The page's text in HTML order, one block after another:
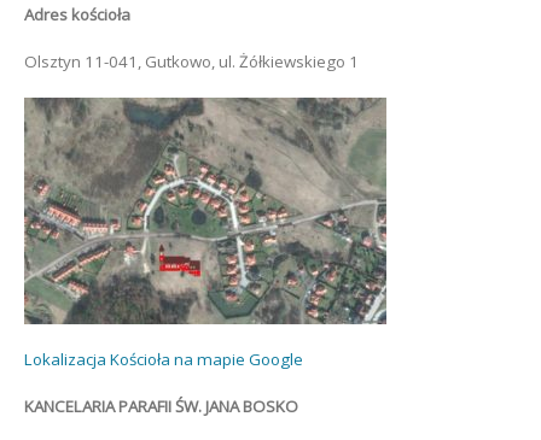
Adres kościoła
Olsztyn 11-041, Gutkowo, ul. Żółkiewskiego 1
Lokalizacja Kościoła na mapie Google
KANCELARIA PARAFII ŚW. JANA BOSKO